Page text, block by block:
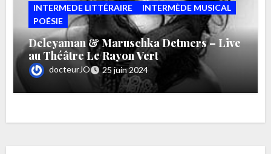
INTERMEDE LITTÉRAIRE
INTERMÈDE MUSICAL
POÉSIE
Deleyaman & Maruschka Detmers – Live
au Théâtre Le Rayon Vert
docteurJO 25 juin 2024